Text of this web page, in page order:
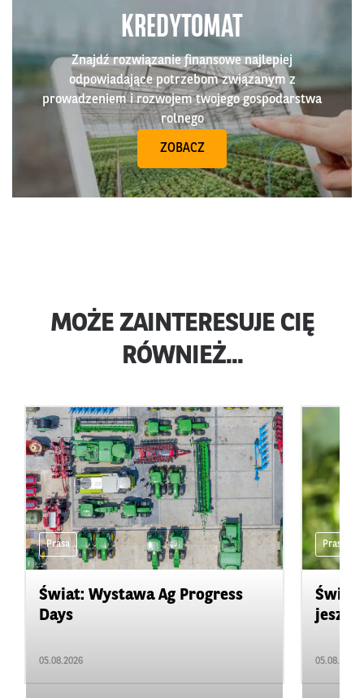
KREDYTOMAT
Znajdź rozwiązanie finansowe najlepiej
odpowiadające potrzebom związanym z
prowadzeniem i rozwojem twojego gospodarstwa
rolnego
ZOBACZ
MOŻE ZAINTERESUJE CIĘ
RÓWNIEŻ...
Prasa
Świat: Wystawa Ag Progress
Days
05.08.2026
Prasa
Świat:
05.08.2026